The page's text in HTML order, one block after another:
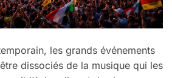
les grands événements
dissociés de la musique qui les